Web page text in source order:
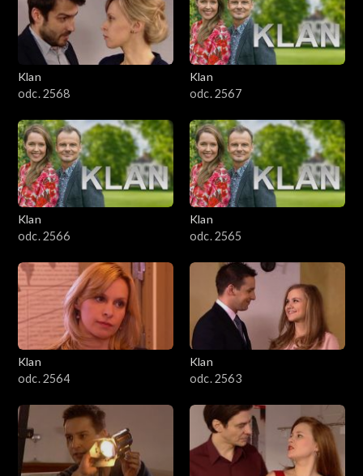
Klan
odc. 2568
Klan
odc. 2567
Klan
odc. 2566
Klan
odc. 2565
Klan
odc. 2564
Klan
odc. 2563